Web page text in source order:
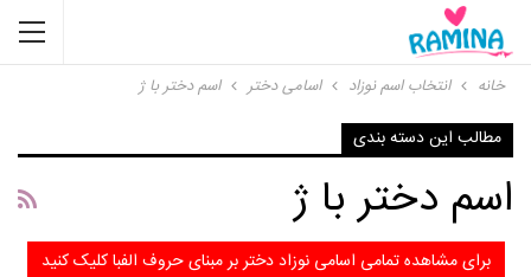
خانه انتخاب اسم نوزاد اسامی دختر اسم دختر با ژ
مطالب این دسته بندی
اسم دختر با ژ
برای مشاهده تمامی اسامی نوزاد دختر بر مبنای حروف الفبا کلیک کنید